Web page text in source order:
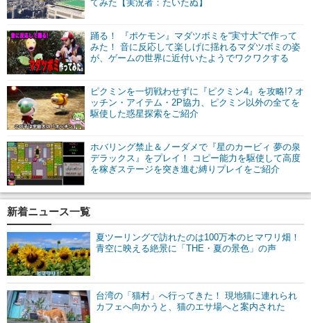
てみた【実況者：たいたぬ】
踊る！ 『ポケモン』マダツボミを“実寸大”で作って
みた！ 音に反応して楽しげに揺れるマダツボミの姿
が、ゲームの世界に近付いたようでワクワクする
ピクミンを一切戦わせずに『ピクミン4』を攻略!? オ
ッチン・アイテム・2P協力、ピクミン以外の全てを
駆使した惑星探索をご紹介
ホバリング禁止＆ノーダメで『星のカービィ 夢の泉
デラックス』をプレイ！ コピー能力を駆使して高度
を稼ぎステージを突き進む縛りプレイをご紹介
新着ニュース一覧
夏ツーリングで訪れたのは100万本のヒマワリ畑！
青空に映える絶景に「THE・夏の景色」の声
台湾の「猫村」へ行ってきた！ 現地猫に連れられ
カフェへ向かうと、猫のエサ場へと案内された